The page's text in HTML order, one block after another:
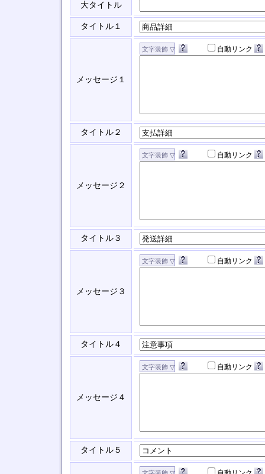
大タイトル
タイトル１
メッセージ１
自動リンク
タイトル２
メッセージ２
自動リンク
タイトル３
メッセージ３
自動リンク
タイトル４
メッセージ４
自動リンク
タイトル５